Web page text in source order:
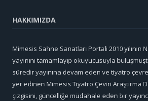
HAKKIMIZDA
Mimesis Sahne Sanatları Portali 2010 yılının
yayınını tamamlayıp okuyucusuyla
süredir yayınına devam eden ve tiyatro
yer edinen Mimesis Tiyatro Çeviri Araştırma
çizgisini, güncelliğe müdahale eden bir